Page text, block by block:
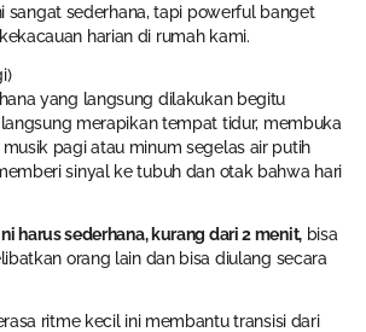
sangat sederhana, tapi powerful banget
harian di rumah kami.
yang langsung dilakukan begitu
merapikan tempat tidur, membuka
pagi atau minum segelas air putih
sinyal ke tubuh dan otak bahwa hari
harus sederhana, kurang dari 2 menit, bisa
orang lain dan bisa diulang secara
ritme kecil ini membantu transisi dari